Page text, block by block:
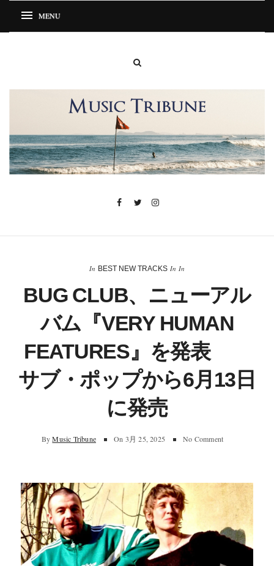
In BEST NEW TRACKS In In
BUG CLUB、ニューアル
バム『VERY HUMAN
FEATURES』を発表
サブ・ポップから6月13日
に発売
By Music Tribune On 3月 25, 2025 No Comment